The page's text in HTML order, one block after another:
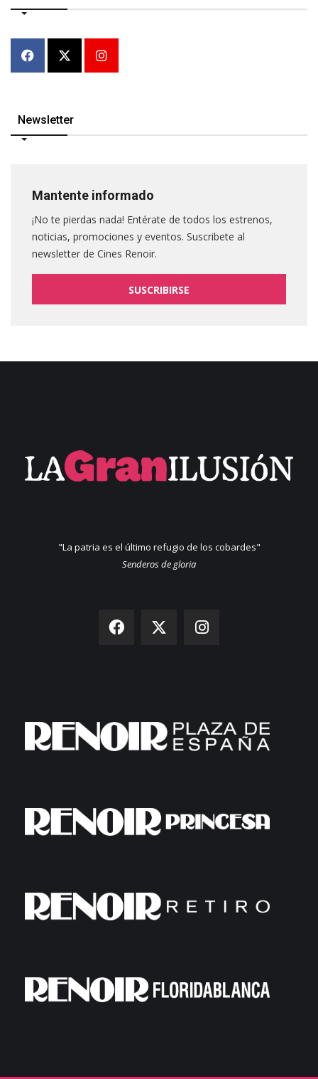
Newsletter
Mantente informado
¡No te pierdas nada! Entérate de todos los estrenos,
noticias, promociones y eventos. Suscribete al
newsletter de Cines Renoir.
SUSCRIBIRSE
"La patria es el último refugio de los cobardes"
Senderos de gloria